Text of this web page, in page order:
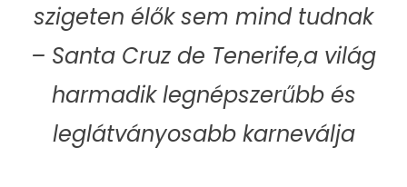
szigeten élők sem mind tudnak
– Santa Cruz de Tenerife,a világ
harmadik legnépszerűbb és
leglátványosabb karneválja